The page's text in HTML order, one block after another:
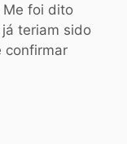
Me foi dito
teriam sido
confirmar